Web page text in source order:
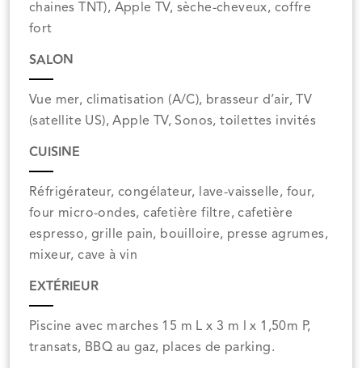
chaines TNT), Apple TV, sèche-cheveux, coffre
fort
SALON
Vue mer, climatisation (A/C), brasseur d’air, TV
(satellite US), Apple TV, Sonos, toilettes invités
CUISINE
Réfrigérateur, congélateur, lave-vaisselle, four,
four micro-ondes, cafetière filtre, cafetière
espresso, grille pain, bouilloire, presse agrumes,
mixeur, cave à vin
EXTÉRIEUR
Piscine avec marches 15 m L x 3 m l x 1,50m P,
transats, BBQ au gaz, places de parking.